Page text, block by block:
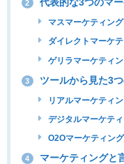
2 代表的な3つのマ
マスマーケティング
ダイレクトマーケ
ゲリラマーケティ
3 ツールから見た3
リアルマーケティ
デジタルマーケテ
O2Oマーケティング
4 マーケティングと